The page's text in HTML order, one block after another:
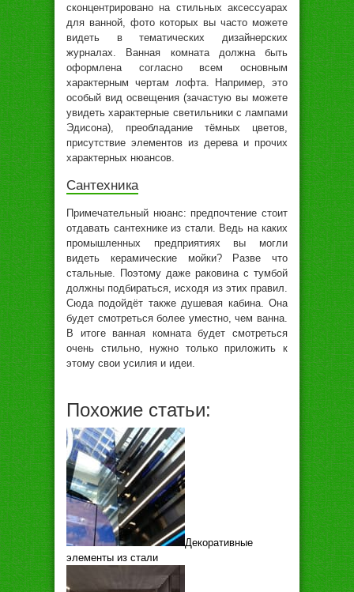
сконцентрировано на стильных аксессуарах
для ванной, фото которых вы часто можете
видеть в тематических дизайнерских
журналах. Ванная комната должна быть
оформлена согласно всем основным
характерным чертам лофта. Например, это
особый вид освещения (зачастую вы можете
увидеть характерные светильники с лампами
Эдисона), преобладание тёмных цветов,
присутствие элементов из дерева и прочих
характерных нюансов.
Сантехника
Примечательный нюанс: предпочтение стоит
отдавать сантехнике из стали. Ведь на каких
промышленных предприятиях вы могли
видеть керамические мойки? Разве что
стальные. Поэтому даже раковина с тумбой
должны подбираться, исходя из этих правил.
Сюда подойдёт также душевая кабина. Она
будет смотреться более уместно, чем ванна.
В итоге ванная комната будет смотреться
очень стильно, нужно только приложить к
этому свои усилия и идеи.
Похожие статьи:
Декоративные
элементы из стали